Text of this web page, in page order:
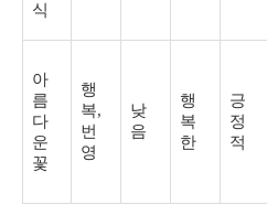
식
아
름
다
운
꽃
행
복,
번
영
낮
음
행
복
한
긍
정
적